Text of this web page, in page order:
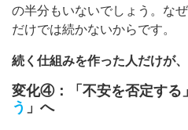
の半分もいないでしょう。な
だけでは続かないからです。
続く仕組みを作った人だけが
変化④：「不安を否定する
う 」へ